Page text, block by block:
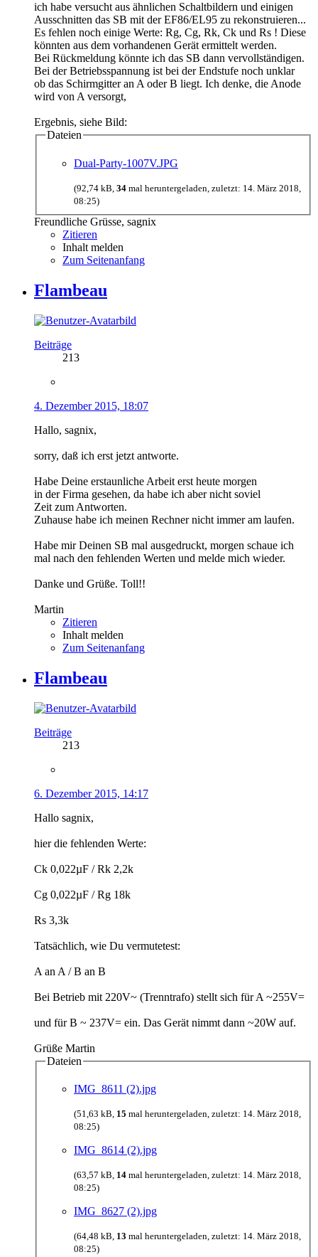
ich habe versucht aus ähnlichen Schaltbildern und einigen
Ausschnitten das SB mit der EF86/EL95 zu rekonstruieren...
Es fehlen noch einige Werte: Rg, Cg, Rk, Ck und Rs ! Diese
könnten aus dem vorhandenen Gerät ermittelt werden.
Bei Rückmeldung könnte ich das SB dann vervollständigen.
Bei der Betriebsspannung ist bei der Endstufe noch unklar
ob das Schirmgitter an A oder B liegt. Ich denke, die Anode
wird von A versorgt,
Ergebnis, siehe Bild:
Dateien
Dual-Party-1007V.JPG
(92,74 kB, 34 mal heruntergeladen, zuletzt: 14. März 2018,
08:25)
Freundliche Grüsse, sagnix
Zitieren
Inhalt melden
Zum Seitenanfang
Flambeau
Beiträge
213
4. Dezember 2015, 18:07
Hallo, sagnix,
sorry, daß ich erst jetzt antworte.
Habe Deine erstaunliche Arbeit erst heute morgen
in der Firma gesehen, da habe ich aber nicht soviel
Zeit zum Antworten.
Zuhause habe ich meinen Rechner nicht immer am laufen.
Habe mir Deinen SB mal ausgedruckt, morgen schaue ich
mal nach den fehlenden Werten und melde mich wieder.
Danke und Grüße. Toll!!
Martin
Zitieren
Inhalt melden
Zum Seitenanfang
Flambeau
Beiträge
213
6. Dezember 2015, 14:17
Hallo sagnix,
hier die fehlenden Werte:
Ck 0,022µF / Rk 2,2k
Cg 0,022µF / Rg 18k
Rs 3,3k
Tatsächlich, wie Du vermutetest:
A an A / B an B
Bei Betrieb mit 220V~ (Trenntrafo) stellt sich für A ~255V=
und für B ~ 237V= ein. Das Gerät nimmt dann ~20W auf.
Grüße Martin
Dateien
IMG_8611 (2).jpg
(51,63 kB, 15 mal heruntergeladen, zuletzt: 14. März 2018,
08:25)
IMG_8614 (2).jpg
(63,57 kB, 14 mal heruntergeladen, zuletzt: 14. März 2018,
08:25)
IMG_8627 (2).jpg
(64,48 kB, 13 mal heruntergeladen, zuletzt: 14. März 2018,
08:25)